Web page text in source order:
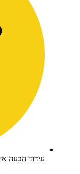
הבעה אישית